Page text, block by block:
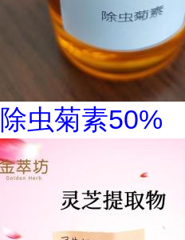
除虫菊素50%